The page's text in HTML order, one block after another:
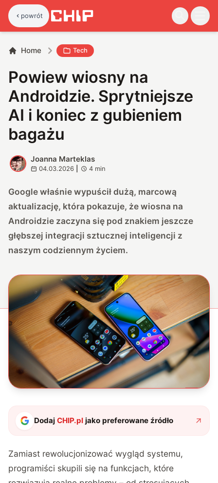
powrót
Home Tech
Powiew wiosny na
Androidzie. Sprytniejsze
AI i koniec z gubieniem
bagażu
J
Joanna Marteklas
04.03.2026 4 min
Google właśnie wypuścił dużą, marcową
aktualizację, która pokazuje, że wiosna na
Androidzie zaczyna się pod znakiem jeszcze
głębszej integracji sztucznej inteligencji z
naszym codziennym życiem.
DodajCHIP.pl jako preferowane źródło
Zamiast rewolucjonizować wygląd systemu,
programiści skupili się na funkcjach, które